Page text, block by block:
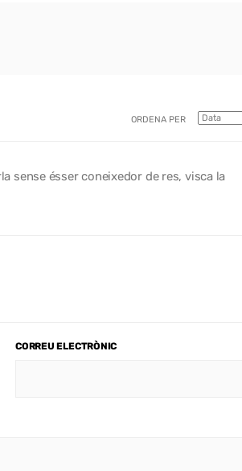
ORDENA PER
sense ésser coneixedor de res, visca la
CORREU ELECTRÒNIC